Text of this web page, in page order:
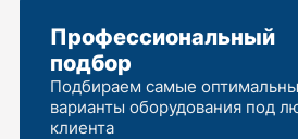
Профессиональный
подбор
Подбираем самые
варианты оборудования под
клиента